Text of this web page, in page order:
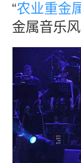
“农业重金
金属音乐